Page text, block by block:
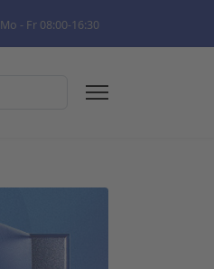
Mo - Fr 08:00-16:30